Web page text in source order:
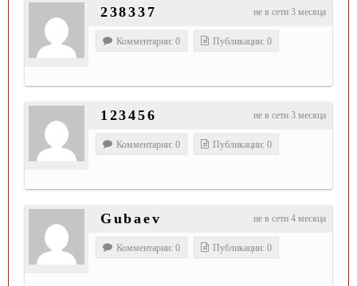
не в сети 3 месяца
238337
Комментарии: 0 Публикации: 0
не в сети 3 месяца
123456
Комментарии: 0 Публикации: 0
не в сети 4 месяца
Gubaev
Комментарии: 0 Публикации: 0